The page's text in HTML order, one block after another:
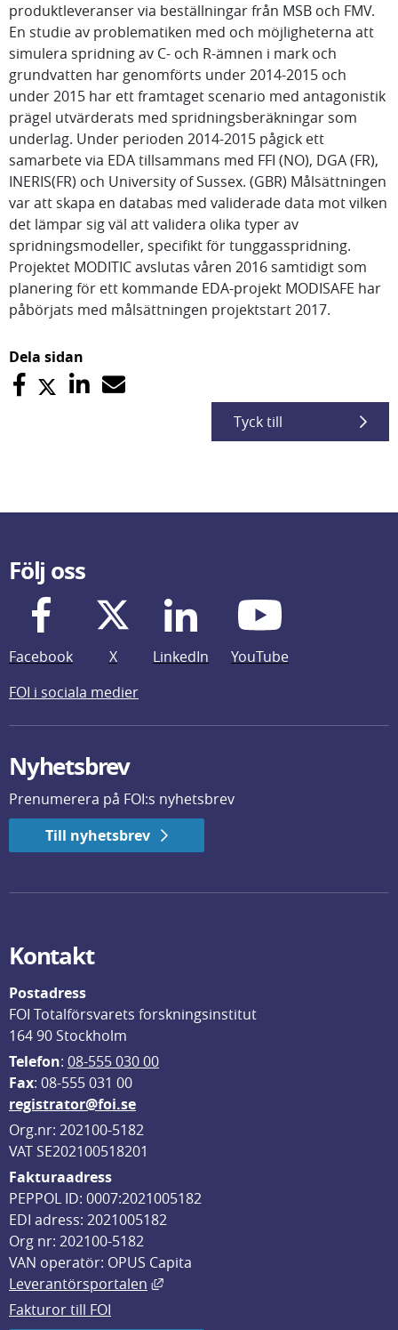
produktleveranser via beställningar från MSB och FMV.
En studie av problematiken med och möjligheterna att
simulera spridning av C- och R-ämnen i mark och
grundvatten har genomförts under 2014-2015 och
under 2015 har ett framtaget scenario med antagonistik
prägel utvärderats med spridningsberäkningar som
underlag. Under perioden 2014-2015 pågick ett
samarbete via EDA tillsammans med FFI (NO), DGA (FR),
INERIS(FR) och University of Sussex. (GBR) Målsättningen
var att skapa en databas med validerade data mot vilken
det lämpar sig väl att validera olika typer av
spridningsmodeller, specifikt för tunggasspridning.
Projektet MODITIC avslutas våren 2016 samtidigt som
planering för ett kommande EDA-projekt MODISAFE har
påbörjats med målsättningen projektstart 2017.
Dela sidan
Tyck till
Följ oss
Facebook X LinkedIn
YouTube
FOI i sociala medier
Nyhetsbrev
Prenumerera på FOI:s nyhetsbrev
Till nyhetsbrev
Kontakt
Postadress
FOI Totalförsvarets forskningsinstitut
164 90 Stockholm
Telefon: 08-555 030 00
Fax: 08-555 031 00
registrator@foi.se
Org.nr: 202100-5182
VAT SE202100518201
Fakturaadress
PEPPOL ID: 0007:2021005182
EDI adress: 2021005182
Org nr: 202100-5182
VAN operatör: OPUS Capita
Leverantörsportalen
Länk till annan webbplats, öppnas
Fakturor till FOI